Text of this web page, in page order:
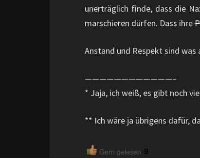
unerträglich finde, dass die
marschieren dürfen. Dass ihre
Anstand und Respekt sind was
————————————–
* Jaja, ich weiß, es gibt noch
** Ich wäre ja übrigens dafür,
Gern gelesen 9